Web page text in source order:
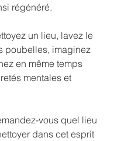
régénéré.
un lieu, lavez le
poubelles, imaginez
en même temps
mentales et
vous quel lieu
dans cet esprit